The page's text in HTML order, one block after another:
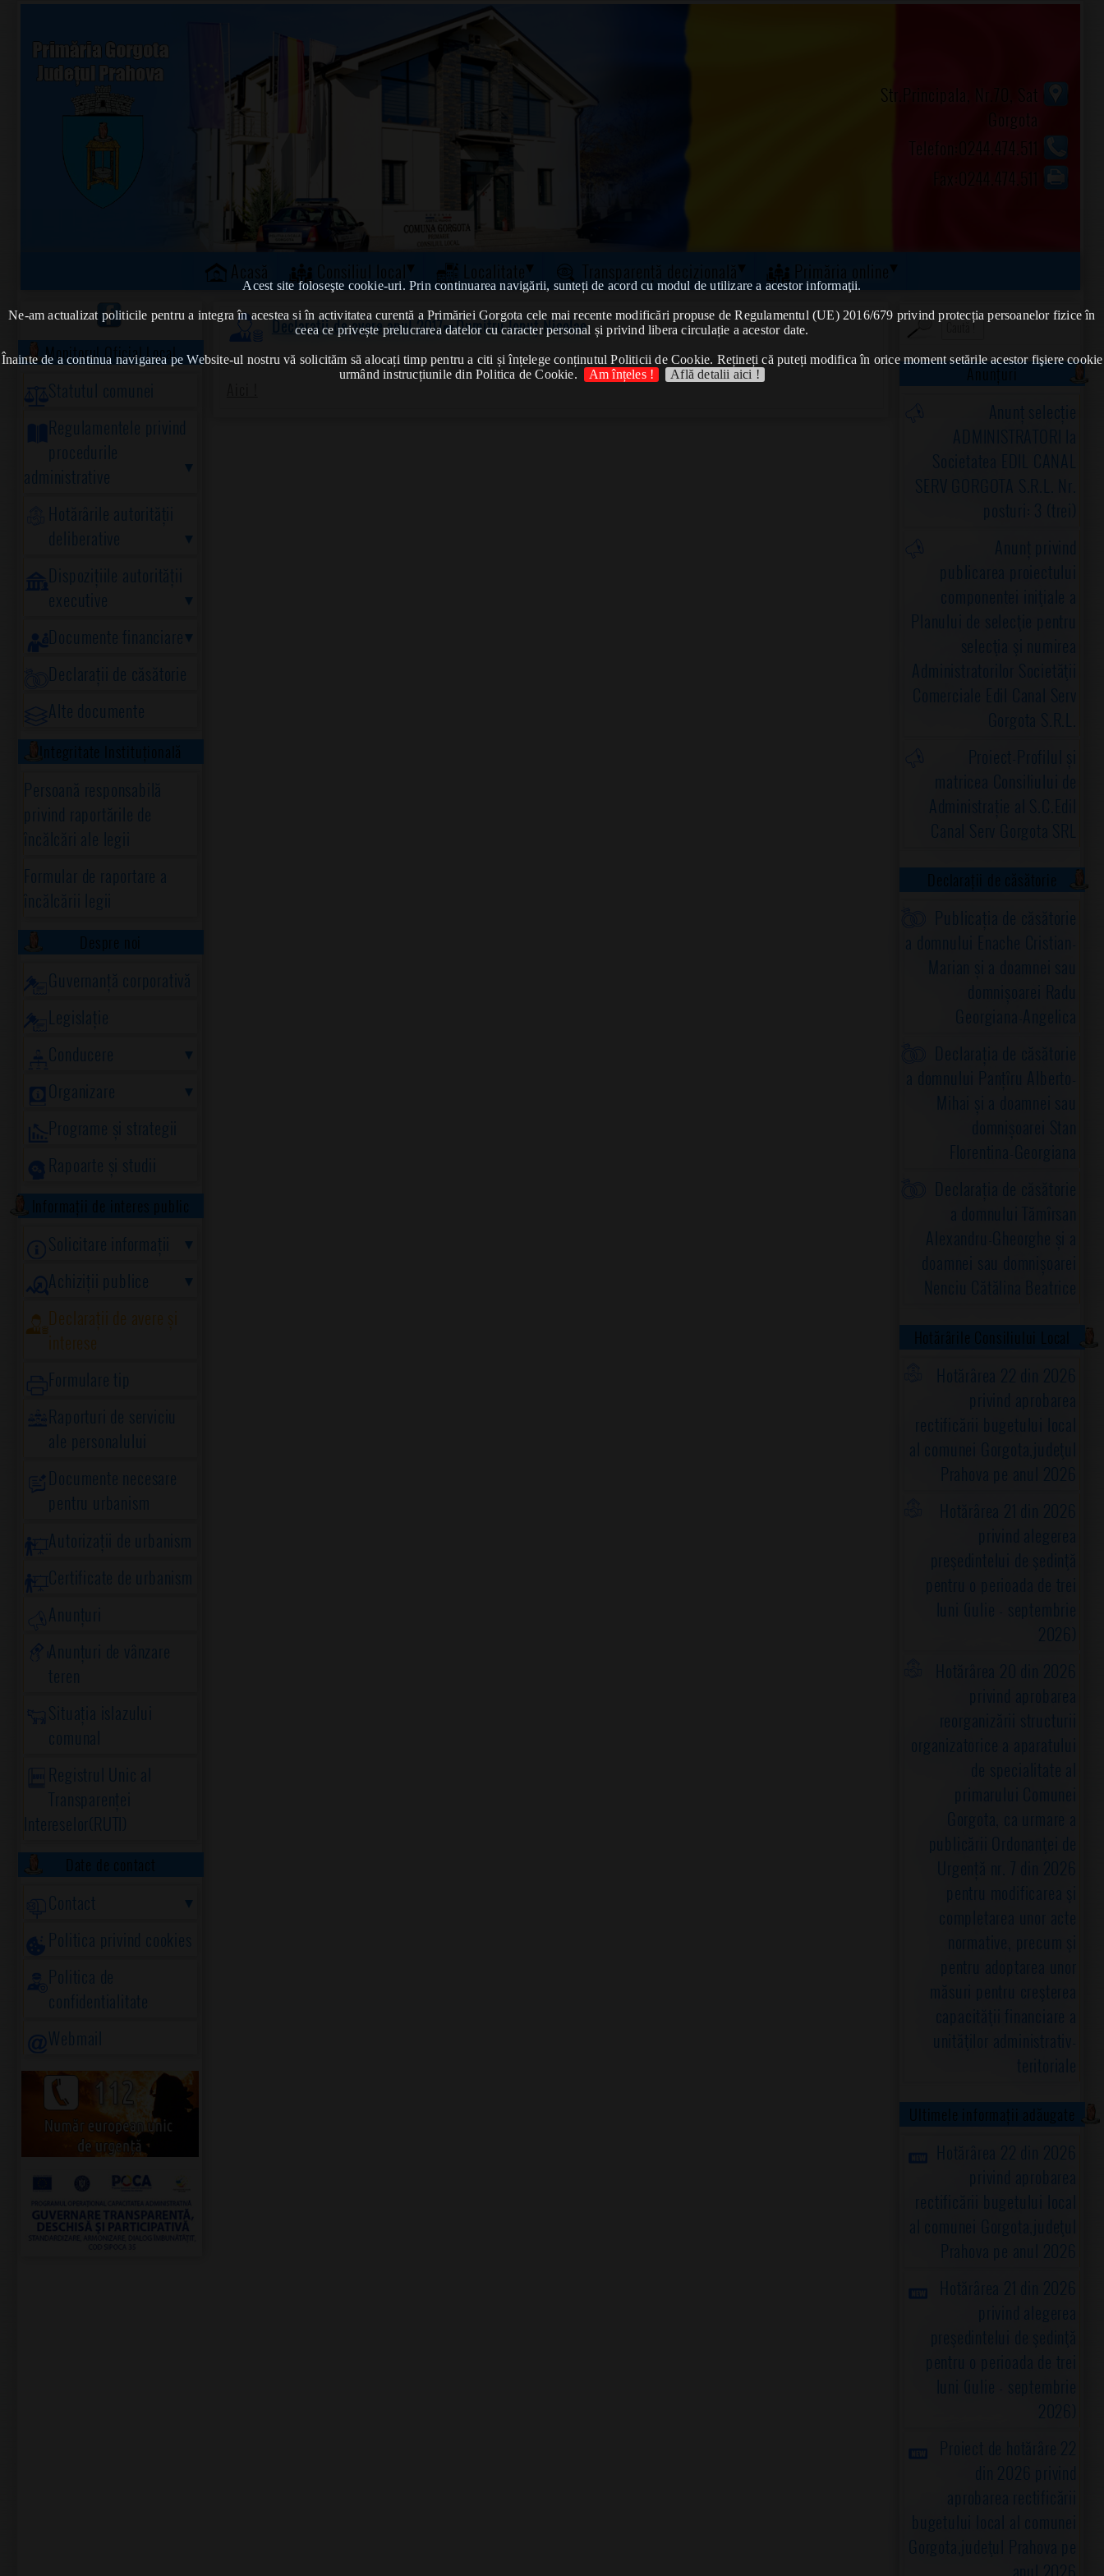
Acest site foloseşte cookie-uri. Prin continuarea navigării, sunteți de acord cu modul de utilizare a acestor informaţii.
Ne-am actualizat politicile pentru a integra în acestea si în activitatea curentă a Primăriei Gorgota cele mai recente modificări propuse de Regulamentul (UE) 2016/679 privind protecția persoanelor fizice în
ceea ce privește prelucrarea datelor cu caracter personal și privind libera circulație a acestor date.
Înainte de a continua navigarea pe Website-ul nostru vă solicităm să alocați timp pentru a citi și înțelege conținutul Politicii de Cookie. Rețineți că puteți modifica în orice moment setările acestor fişiere cookie
urmând instrucțiunile din Politica de Cookie.
Am înțeles ! Află detalii aici !
Acasă Consiliul local Localitate Transparență decizională Primăria online
Str.Principala, Nr.70, Sat
Gorgota
Telefon:0244.474.511
Monitorul Oficial Local
Statutul comunei
Regulamentele privind
procedurile
administrative
Hotărârile autorității
deliberative
Dispozițiile autorității
executive
Documente financiare
Declarații de căsătorie
Alte documente
Integritate Instituțională
Persoană responsabilă
privind raportările de
încălcări ale legii
Formular de raportare a
încălcării legii
Despre noi
Guvernanță corporativă
Legislație
Conducere
Organizare
Programe și strategii
Rapoarte și studii
Informații de interes public
Solicitare informații
Achiziții publice
Declarații de avere și
interese
Formulare tip
Raporturi de serviciu
ale personalului
Documente necesare
pentru urbanism
Autorizații de urbanism
Certificate de urbanism
Anunțuri
Anunțuri de vânzare
teren
Situația islazului
comunal
Registrul Unic al
Transparenței
Intereselor(RUTI)
Date de contact
Contact
Politica privind cookies
Politica de
confidentialitate
Webmail
Declarații de avere anul 2017➠Dumitru Ionuț Nicolae
Anunțuri
Anunț selecție
ADMINISTRATORI la
Societatea EDIL CANAL
SERV GORGOTA S.R.L. Nr.
posturi: 3 (trei)
Anunț privind
publicarea proiectului
componentei iniţiale a
Planului de selecţie pentru
selecţia şi numirea
Administratorilor Societăţii
Comerciale Edil Canal Serv
Gorgota S.R.L.
Proiect-Profilul și
matricea Consiliului de
Administrație al S.C.Edil
Canal Serv Gorgota SRL
Declarații de căsătorie
Publicația de căsătorie
a domnului Enache Cristian-
Marian și a doamnei sau
domnișoarei Radu
Georgiana-Angelica
Declarația de căsătorie
a domnului Panțîru Alberto-
Mihai și a doamnei sau
domnișoarei Stan
Florentina-Georgiana
Declarația de căsătorie
a domnului Tămîrsan
Alexandru-Gheorghe și a
doamnei sau domnișoarei
Nenciu Cătălina Beatrice
Hotărârile Consiliului Local
Hotărârea 22 din 2026
privind aprobarea
rectificării bugetului local
al comunei Gorgota,judeţul
Prahova pe anul 2026
Hotărârea 21 din 2026
privind alegerea
preşedintelui de şedinţă
pentru o perioada de trei
luni (iulie - septembrie
2026)
Hotărârea 20 din 2026
privind aprobarea
reorganizării structurii
organizatorice a aparatului
de specialitate al
primarului Comunei
Gorgota, ca urmare a
publicării Ordonanţei de
Urgență nr. 7 din 2026
pentru modificarea şi
completarea unor acte
normative, precum şi
pentru adoptarea unor
măsuri pentru creşterea
capacităţii financiare a
unităţilor administrativ-
teritoriale
Ultimele informații adăugate
Hotărârea 22 din 2026
privind aprobarea
rectificării bugetului local
al comunei Gorgota,judeţul
Prahova pe anul 2026
Hotărârea 21 din 2026
privind alegerea
preşedintelui de şedinţă
pentru o perioada de trei
luni (iulie - septembrie
2026)
Proiect de hotărâre 22
din 2026 privind
aprobarea rectificării
bugetului local al comunei
Gorgota,judeţul Prahova pe
anul 2026